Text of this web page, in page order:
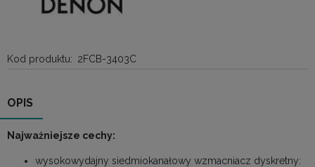
Kod produktu: 2FCB-3403C
OPIS
Najważniejsze cechy:
wysokowydajny siedmiokanałowy wzmacniacz dyskretny: